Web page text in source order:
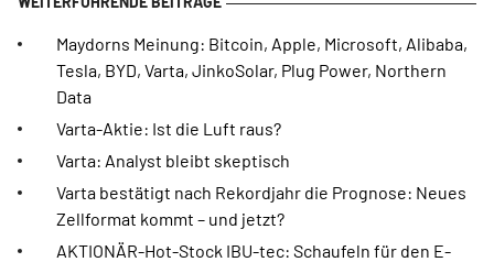
Maydorns Meinung: Bitcoin, Apple, Microsoft, Alibaba,
Tesla, BYD, Varta, JinkoSolar, Plug Power, Northern
Data
Varta-Aktie: Ist die Luft raus?
Varta: Analyst bleibt skeptisch
Varta bestätigt nach Rekordjahr die Prognose: Neues
Zellformat kommt – und jetzt?
AKTIONÄR-Hot-Stock IBU-tec: Schaufeln für den E-